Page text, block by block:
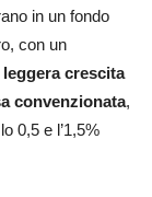
in un fondo
con un
leggera crescita
convenzionata,
0,5 e l’1,5%